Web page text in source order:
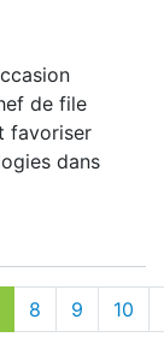
de file
favoriser
dans
8 9 10